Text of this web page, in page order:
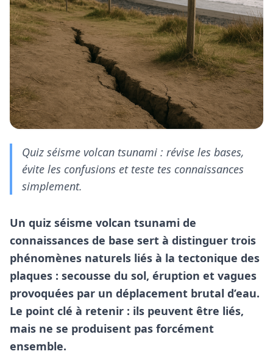
Quiz séisme volcan tsunami : révise les bases,
évite les confusions et teste tes connaissances
simplement.
Un quiz séisme volcan tsunami de
connaissances de base sert à distinguer trois
phénomènes naturels liés à la tectonique des
plaques : secousse du sol, éruption et vagues
provoquées par un déplacement brutal d’eau.
Le point clé à retenir : ils peuvent être liés,
mais ne se produisent pas forcément
ensemble.